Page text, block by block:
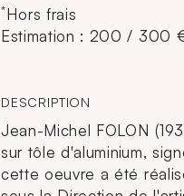
*Hors frais
Estimation : 200 / 300
DESCRIPTION
Jean-Michel FOLON
sur tôle d'aluminium,
cette oeuvre a été